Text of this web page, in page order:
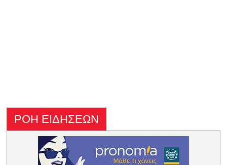
ΡΟΗ ΕΙΔΗΣΕΩΝ